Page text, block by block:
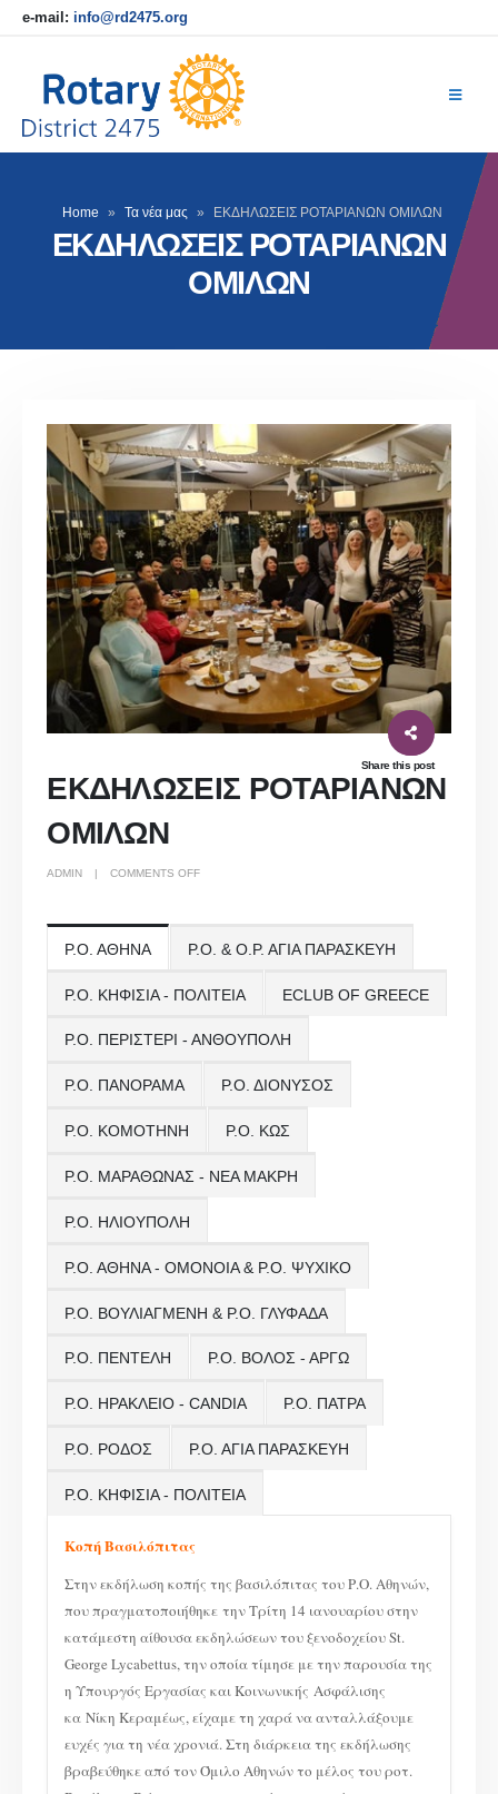
e-mail: info@rd2475.org
Home » Τα νέα μας » ΕΚΔΗΛΩΣΕΙΣ ΡΟΤΑΡΙΑΝΩΝ ΟΜΙΛΩΝ
ΕΚΔΗΛΩΣΕΙΣ ΡΟΤΑΡΙΑΝΩΝ
ΟΜΙΛΩΝ
Share this post
ΕΚΔΗΛΩΣΕΙΣ ΡΟΤΑΡΙΑΝΩΝ
ΟΜΙΛΩΝ
ADMIN COMMENTS OFFON
Ρ.Ο. ΑΘΗΝΑ Ρ.Ο. & Ο.Ρ. ΑΓΙΑ ΠΑΡΑΣΚΕΥΗ
Ρ.Ο. ΚΗΦΙΣΙΑ - ΠΟΛΙΤΕΙΑ ECLUB OF GREECE
Ρ.Ο. ΠΕΡΙΣΤΕΡΙ - ΑΝΘΟΥΠΟΛΗ
Ρ.Ο. ΠΑΝΟΡΑΜΑ Ρ.Ο. ΔΙΟΝΥΣΟΣ
Ρ.Ο. ΚΟΜΟΤΗΝΗ Ρ.Ο. ΚΩΣ
Ρ.Ο. ΜΑΡΑΘΩΝΑΣ - ΝΕΑ ΜΑΚΡΗ
Ρ.Ο. ΗΛΙΟΥΠΟΛΗ
Ρ.Ο. ΑΘΗΝΑ - ΟΜΟΝΟΙΑ & Ρ.Ο. ΨΥΧΙΚΟ
Ρ.Ο. ΒΟΥΛΙΑΓΜΕΝΗ & Ρ.Ο. ΓΛΥΦΑΔΑ
Ρ.Ο. ΠΕΝΤΕΛΗ Ρ.Ο. ΒΟΛΟΣ - ΑΡΓΩ
Ρ.Ο. ΗΡΑΚΛΕΙΟ - CANDIA Ρ.Ο. ΠΑΤΡΑ
Ρ.Ο. ΡΟΔΟΣ Ρ.Ο. ΑΓΙΑ ΠΑΡΑΣΚΕΥΗ
Ρ.Ο. ΚΗΦΙΣΙΑ - ΠΟΛΙΤΕΙΑ
Κοπή Βασιλόπιτας
Στην εκδήλωση κοπής της βασιλόπιτας του Ρ.Ο. Αθηνών,
που πραγματοποιήθηκε την Τρίτη 14 ιανουαρίου στην
κατάμεστη αίθουσα εκδηλώσεων του ξενοδοχείου St.
George Lycabettus, την οποία τίμησε με την παρουσία της
η Υπουργός Εργασίας και Κοινωνικής Ασφάλισης
κα Νίκη Κεραμέως, είχαμε τη χαρά να ανταλλάξουμε
ευχές για τη νέα χρονιά. Στη διάρκεια της εκδήλωσης
βραβεύθηκε από τον Όμιλο Αθηνών το μέλος του ροτ.